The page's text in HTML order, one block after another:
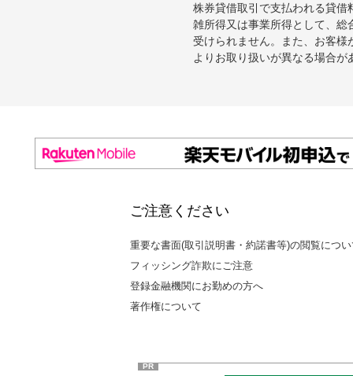
株券貸借取引で支払われる貸
雑所得又は事業所得として、
受けられません。また、お客
よりお取り扱いが異なる場合
ご注意ください
重要な書面(取引説明書・約諾書等)の閲覧につ
フィッシング詐欺にご注意
登録金融機関にお勤めの方へ
著作権について
PR